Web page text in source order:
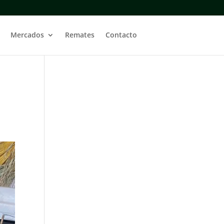
Mercados Remates Contacto